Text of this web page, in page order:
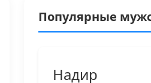
Популярные
Надир